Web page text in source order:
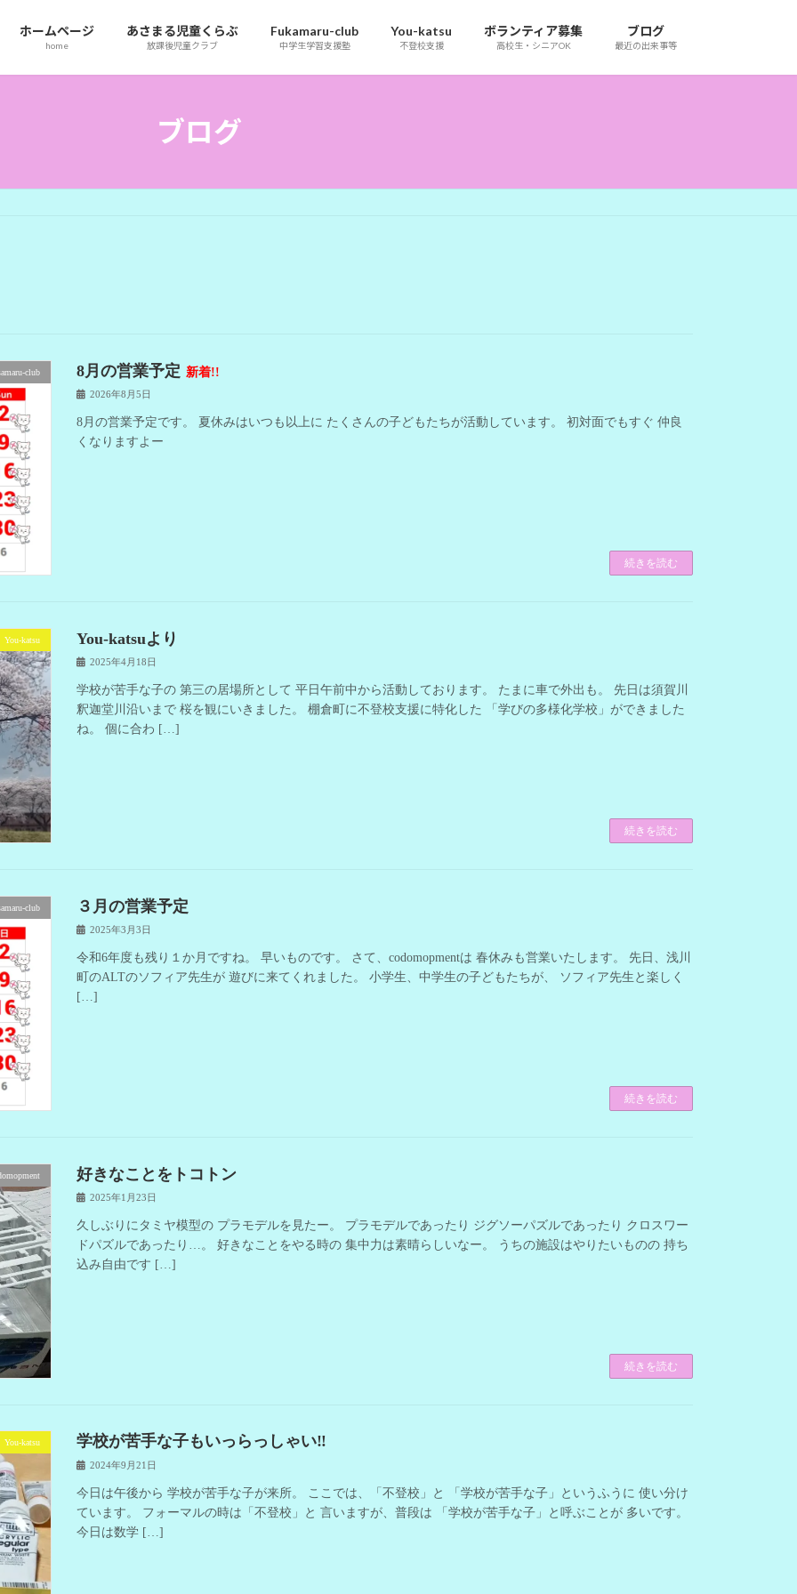
ホームページ
home
あさまる児童くらぶ
放課後児童クラブ
Fukamaru-club
中学生学習支援塾
You-katsu
不登校支援
ボランティア募集
高校生・シニアOK
ブログ
最近の出来事等
ブログ
club 8月の営業予定 新着!!
2026年8月5日
8月の営業予定です。 夏休みはいつも以上に たくさんの子どもたちが活動しています。 初対面でもすぐ 仲良
くなりますよー
続きを読む
You-katsu You-katsuより
2025年4月18日
学校が苦手な子の 第三の居場所として 平日午前中から活動しております。 たまに車で外出も。 先日は須賀川
釈迦堂川沿いまで 桜を観にいきました。 棚倉町に不登校支援に特化した 「学びの多様化学校」ができました
ね。 個に合わ […]
続きを読む
club ３月の営業予定
2025年3月3日
令和6年度も残り１か月ですね。 早いものです。 さて、codomopmentは 春休みも営業いたします。 先日、浅川
町のALTのソフィア先生が 遊びに来てくれました。 小学生、中学生の子どもたちが、 ソフィア先生と楽しく
[…]
続きを読む
好きなことをトコトン
2025年1月23日
久しぶりにタミヤ模型の プラモデルを見たー。 プラモデルであったり ジグソーパズルであったり クロスワー
ドパズルであったり…。 好きなことをやる時の 集中力は素晴らしいなー。 うちの施設はやりたいものの 持ち
込み自由です […]
続きを読む
You-katsu 学校が苦手な子もいっらっしゃい‼
2024年9月21日
今日は午後から 学校が苦手な子が来所。 ここでは、「不登校」と 「学校が苦手な子」というふうに 使い分け
ています。 フォーマルの時は「不登校」と 言いますが、普段は 「学校が苦手な子」と呼ぶことが 多いです。
今日は数学 […]